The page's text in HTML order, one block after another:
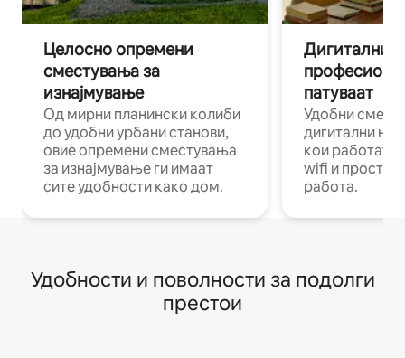
Целосно опремени
сместувања за
изнајмување
Од мирни планински колиби
до удобни урбани станови,
овие опремени сместувања
за изнајмување ги имаат
сите удобности како дом.
Дигитални
патуваат
Удобни
дигитални
кои работат
wifi и
работа.
Удобности и поволности за подолги
престои